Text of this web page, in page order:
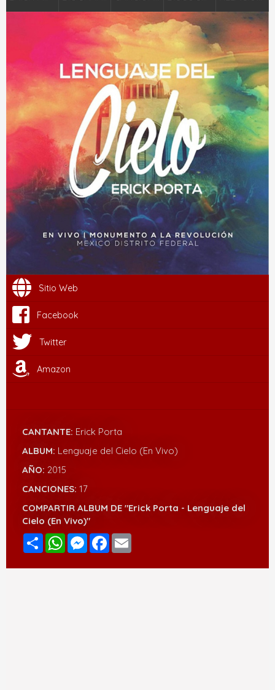
Sitio Web
Facebook
Twitter
Amazon
CANTANTE: Erick Porta
ALBUM: Lenguaje del Cielo (En Vivo)
AÑO: 2015
CANCIONES: 17
COMPARTIR ALBUM DE "Erick Porta - Lenguaje del
Cielo (En Vivo)"
Compartir
WhatsAppMessenger
Facebook